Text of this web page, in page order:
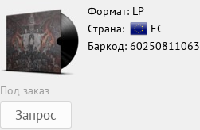
Формат: LP
Страна:
ЕС
Баркод:
Под заказ
Запрос